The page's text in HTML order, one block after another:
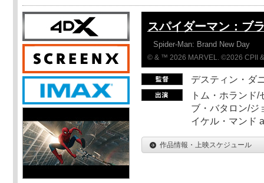
スパイダーマン：ブ
Spider-Man: Brand New Day
© & ™ 2026 MARVEL. ©2026 CPII
デスティン・ダ
トム・ホランド
ブ・バタロン/ジ
イケル・マンド
作品情報・上映スケジュール